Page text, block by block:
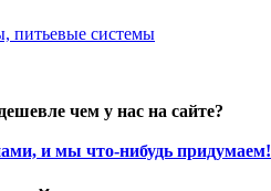
питьевые системы
чем у нас на сайте?
и мы что-нибудь придумаем!